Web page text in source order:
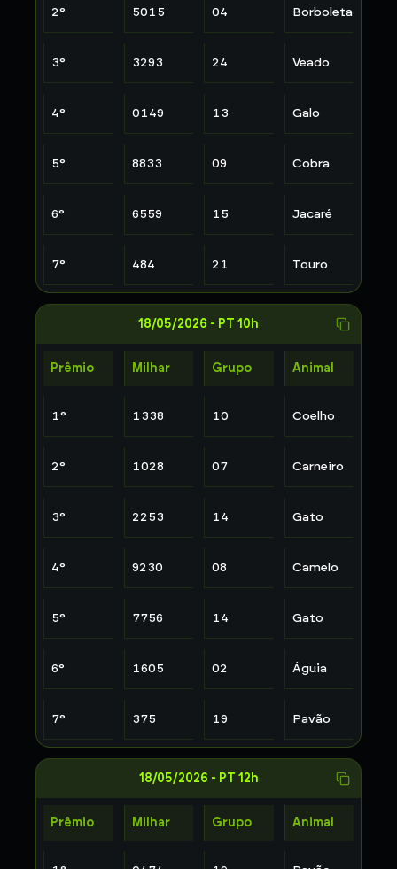
2° 5015 04 Borboleta
3° 3293 24 Veado
4° 0149 13 Galo
5° 8833 09 Cobra
6° 6559 15 Jacaré
7° 484 21 Touro
18/05/2026 - PT 10h
Prêmio Milhar Grupo Animal
1° 1338 10 Coelho
2° 1028 07 Carneiro
3° 2253 14 Gato
4° 9230 08 Camelo
5° 7756 14 Gato
6° 1605 02 Águia
7° 375 19 Pavão
18/05/2026 - PT 12h
Prêmio Milhar Grupo Animal